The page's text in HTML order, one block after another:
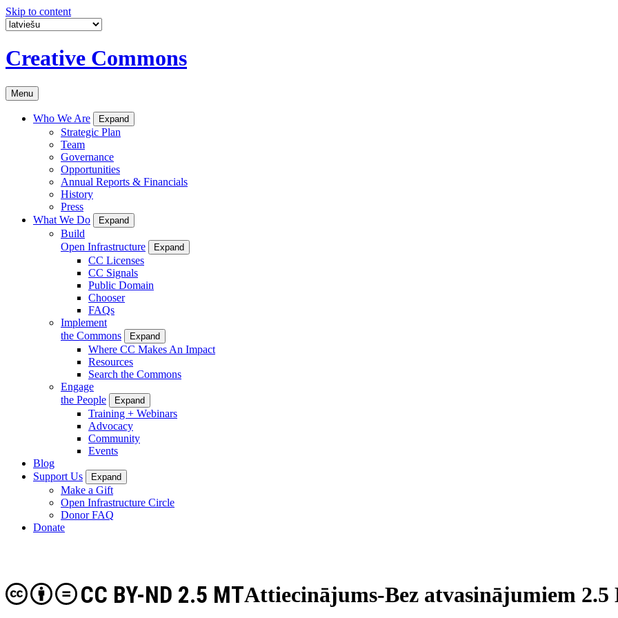
Skip to content
Creative Commons
Menu
Who We Are Expand
Strategic Plan
Team
Governance
Opportunities
Annual Reports & Financials
History
Press
What We Do
Expand
Build
Open Infrastructure
Expand
CC Licenses
CC Signals
Public Domain
Chooser
FAQs
Implement
the Commons
Expand
Where CC Makes An Impact
Resources
Search the Commons
Engage
the People
Expand
Training + Webinars
Advocacy
Community
Events
Blog
Support Us
Expand
Make a Gift
Open Infrastructure Circle
Donor FAQ
Donate
Attiecinājums-Bez atvasinājumiem 2.5
CC BY-ND 2.5 MT